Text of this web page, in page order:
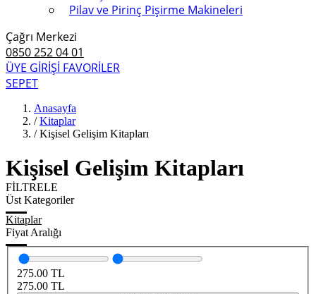
Pilav ve Pirinç Pişirme Makineleri
Çağrı Merkezi
0850 252 04 01
ÜYE GİRİŞİ FAVORİLER
SEPET
Anasayfa
/ Kitaplar
/ Kişisel Gelişim Kitapları
Kişisel Gelişim Kitapları
FİLTRELE
Üst Kategoriler
Kitaplar
Fiyat Aralığı
275.00 TL
275.00 TL